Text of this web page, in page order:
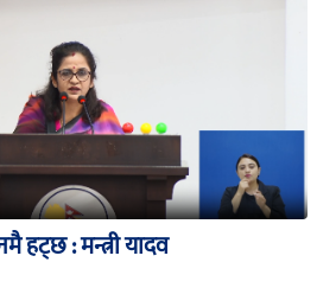
हट्छ : मन्त्री यादव